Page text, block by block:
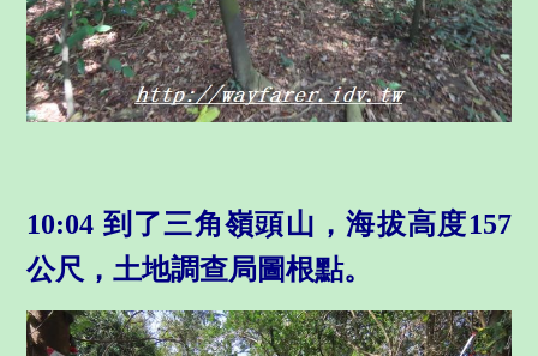
10:04 到了三角嶺頭山，海拔高度157
公尺，土地調查局圖根點。